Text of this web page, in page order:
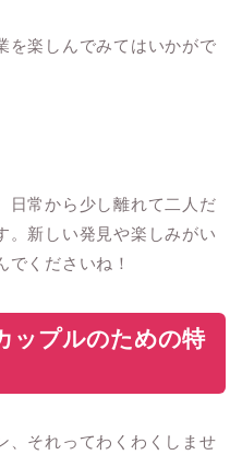
を楽しんでみてはいかがで
日常から少し離れて二人だ
。新しい発見や楽しみがい
でくださいね！
ップルのための特
、それってわくわくしませ